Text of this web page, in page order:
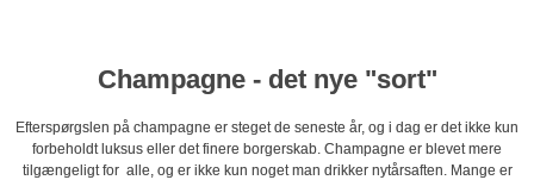
Champagne - det nye "sort"
Efterspørgslen på champagne er steget de seneste år, og i dag er det ikke kun
forbeholdt luksus eller det finere borgerskab. Champagne er blevet mere
tilgængeligt for alle, og er ikke kun noget man drikker nytårsaften. Mange er